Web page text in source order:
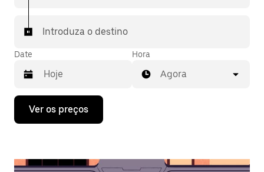
Introduza o destino
Date
Prima
tecla
interagir
Hora
Agora
Ver os preços